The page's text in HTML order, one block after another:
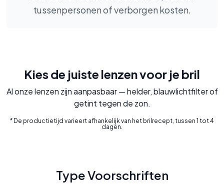
tussenpersonen of verborgen kosten.
Kies de juiste lenzen voor je bril
Al onze lenzen zijn aanpasbaar — helder, blauwlichtfilter of
getint tegen de zon.
* De productietijd varieert afhankelijk van het brilrecept, tussen 1 tot 4
dagen.
Type Voorschriften